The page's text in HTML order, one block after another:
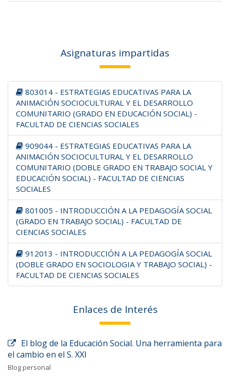
Asignaturas impartidas
803014 - ESTRATEGIAS EDUCATIVAS PARA LA
ANIMACIÓN SOCIOCULTURAL Y EL DESARROLLO
COMUNITARIO (GRADO EN EDUCACIÓN SOCIAL) -
FACULTAD DE CIENCIAS SOCIALES
909044 - ESTRATEGIAS EDUCATIVAS PARA LA
ANIMACIÓN SOCIOCULTURAL Y EL DESARROLLO
COMUNITARIO (DOBLE GRADO EN TRABAJO SOCIAL Y
EDUCACIÓN SOCIAL) - FACULTAD DE CIENCIAS
SOCIALES
801005 - INTRODUCCIÓN A LA PEDAGOGÍA SOCIAL
(GRADO EN TRABAJO SOCIAL) - FACULTAD DE
CIENCIAS SOCIALES
912013 - INTRODUCCIÓN A LA PEDAGOGÍA SOCIAL
(DOBLE GRADO EN SOCIOLOGIA Y TRABAJO SOCIAL) -
FACULTAD DE CIENCIAS SOCIALES
Enlaces de Interés
El blog de la Educación Social. Una herramienta para
el cambio en el S. XXI
Blog personal